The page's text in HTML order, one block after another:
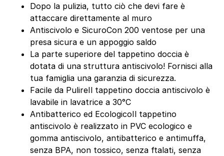
Dopo la pulizia, tutto ciò che devi fare è
attaccare direttamente al muro
Antiscivolo e SicuroCon 200 ventose per una
presa sicura e un appoggio saldo
La parte superiore del tappetino doccia è
dotata di una struttura antiscivolo! Fornisci alla
tua famiglia una garanzia di sicurezza.
Facile da PulireIl tappetino doccia antiscivolo è
lavabile in lavatrice a 30°C
Antibatterico ed EcologicoIl tappetino
antiscivolo è realizzato in PVC ecologico e
gomma antiscivolo, antibatterico e antimuffa,
senza BPA, non tossico, senza ftalati, senza